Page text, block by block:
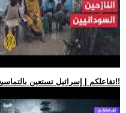
.. تفاعلكم | إسرائيل تستعين بالتماسيح ضد الأسرى الفلسطينيين!!